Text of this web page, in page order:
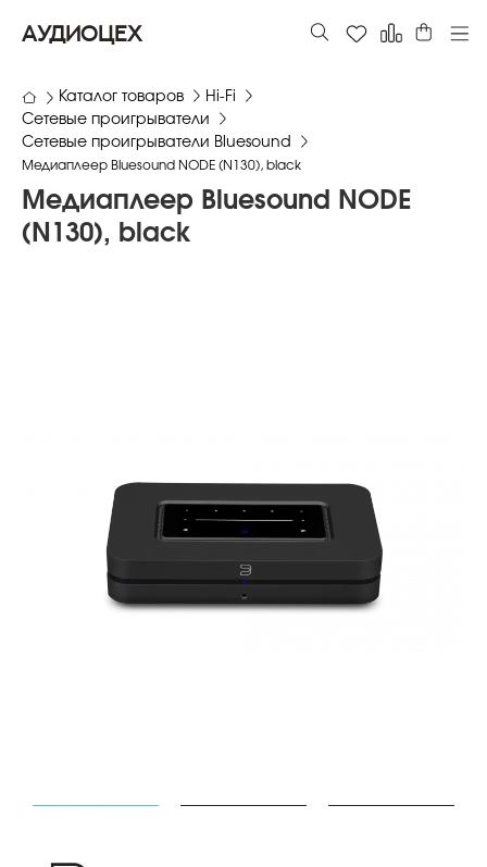
АУДИОЦЕХ
Каталог товаров
Hi-Fi
Сетевые проигрыватели
Сетевые проигрыватели Bluesound
Медиаплеер Bluesound NODE (N130), black
Медиаплеер Bluesound NODE
(N130), black